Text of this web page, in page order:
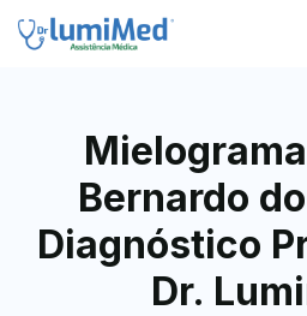
Bernardo
Diagnóstico
Dr.